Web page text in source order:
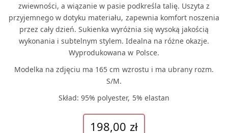
zwiewności, a wiązanie w pasie podkreśla talię. Uszyta z
przyjemnego w dotyku materiału, zapewnia komfort noszenia
przez cały dzień. Sukienka wyróżnia się wysoką jakością
wykonania i subtelnym stylem. Idealna na różne okazje.
Wyprodukowana w Polsce.
Modelka na zdjęciu ma 165 cm wzrostu i ma ubrany rozm.
S/M.
Skład: 95% polyester, 5% elastan
198,00 zł